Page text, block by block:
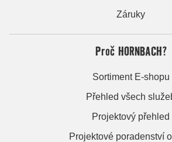
Záruky
Proč HORNBACH?
Sortiment E-shopu
Přehled všech
Projektový přehled
Projektové poradenství